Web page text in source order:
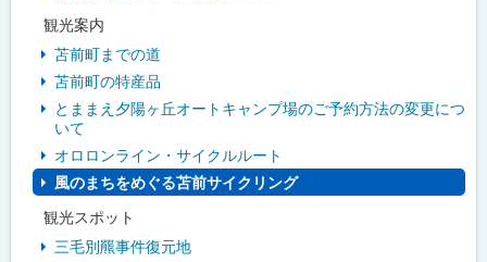
観光案内
苫前町までの道
苫前町の特産品
とままえ夕陽ヶ丘オートキャンプ場のご予約方法の変更につ
いて
オロロンライン・サイクルルート
風のまちをめぐる苫前サイクリング
観光スポット
三毛別羆事件復元地